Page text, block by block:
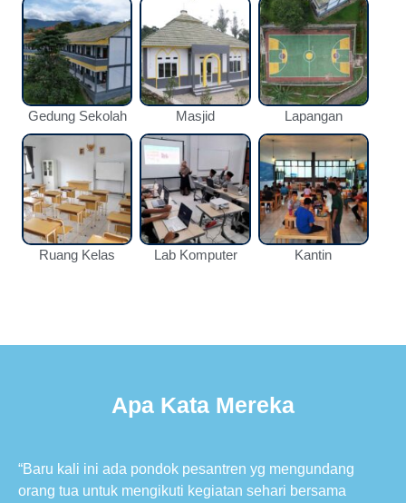
Gedung Sekolah Masjid Lapangan
Ruang Kelas Lab Komputer Kantin
Apa Kata Mereka
“Baru kali ini ada pondok pesantren yg mengundang
orang tua untuk mengikuti kegiatan sehari bersama